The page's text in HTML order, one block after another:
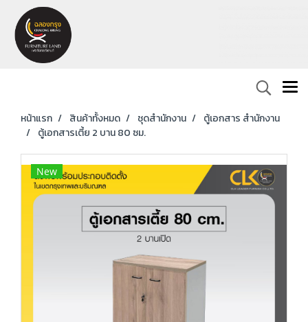
หน้าแรก สินค้าทั้งหมด ชุดสำนักงาน
ตู้เอกสาร สำนักงาน
ตู้เอกสารเตี้ย 2 บาน 80 ซม.
New